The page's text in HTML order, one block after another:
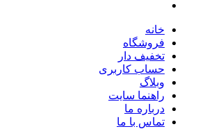
خانه
فروشگاه
تخفیف دار
حساب کاربری
وبلاگ
راهنما سایت
درباره ما
تماس با ما